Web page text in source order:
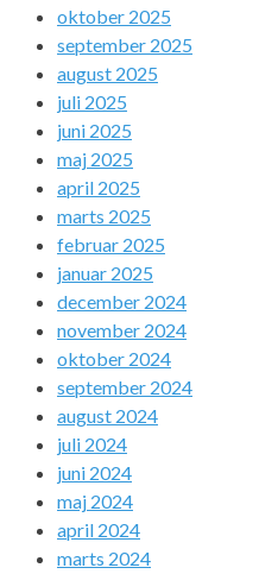
oktober 2025
september 2025
august 2025
juli 2025
juni 2025
maj 2025
april 2025
marts 2025
februar 2025
januar 2025
december 2024
november 2024
oktober 2024
september 2024
august 2024
juli 2024
juni 2024
maj 2024
april 2024
marts 2024